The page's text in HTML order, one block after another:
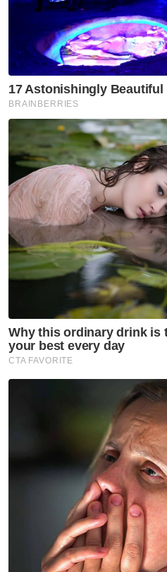
Artikel
Semasa
Lelaki
masuk
Semasa
Video tular
kesan
Alza
Semasa
Bapa
anak jatuh
Semasa
Enam
seminggu
culik